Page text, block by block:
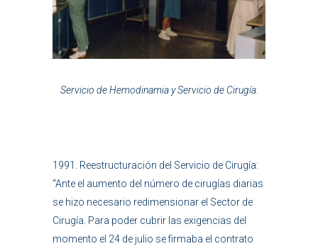
Servicio de Hemodinamia y Servicio de Cirugía.
1991. Reestructuración del Servicio de Cirugía:
“Ante el aumento del número de cirugías diarias
se hizo necesario redimensionar el Sector de
Cirugía. Para poder cubrir las exigencias del
momento el 24 de julio se firmaba el contrato